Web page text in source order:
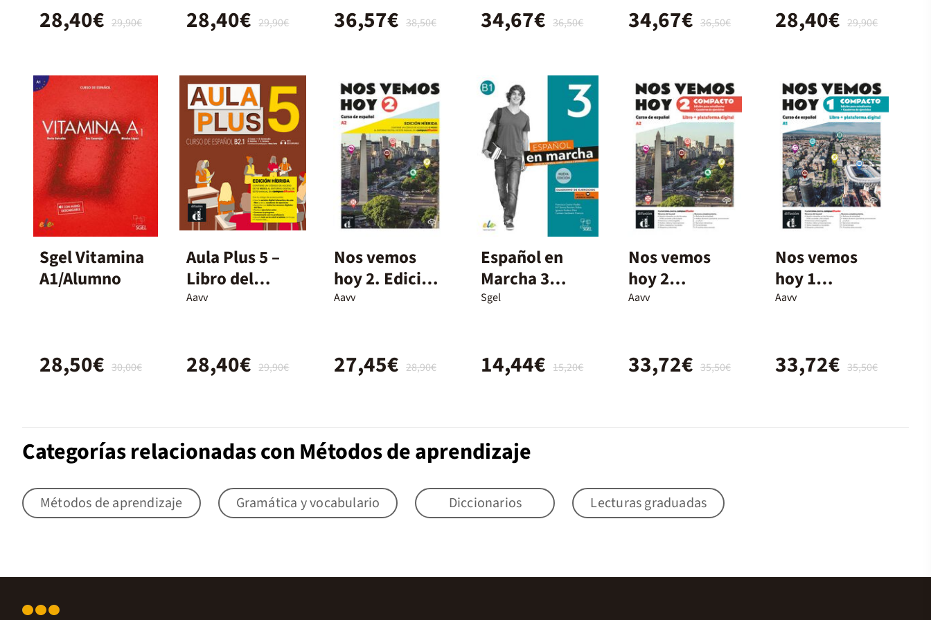
29,90€
28,40€ 29,90€
28,40€ 38,50€
36,57€ 36,50€
34,67€ 36,50€
34,67€ 29,90€
28,40€
Sgel Vitamina
A1/Alumno
30,00€
28,50€
Aula Plus 5 –
Libro del
alumno
Aavv
29,90€
28,40€
Nos vemos
hoy 2. Edición
híbrida
Aavv
28,90€
27,45€
Español en
Marcha 3
Nueva Edición
Sgel
15,20€
14,44€
Nos vemos
hoy 2
Compacto
Aavv
35,50€
33,72€
Nos vemos
hoy 1
Compacto
Aavv
35,50€
33,72€
Categorías relacionadas con Métodos de aprendizaje
Métodos de aprendizaje Gramática y vocabulario Diccionarios Lecturas graduadas